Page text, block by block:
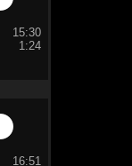
15:30
1:24
16:51